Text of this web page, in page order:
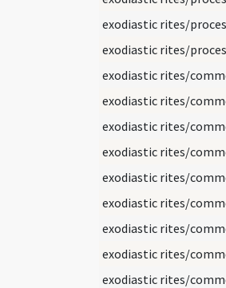
exodiastic rites/
exodiastic rites/
exodiastic rites/
exodiastic rites/
exodiastic rites/
exodiastic rites/
exodiastic rites/
exodiastic rites/
exodiastic rites/
exodiastic rites/